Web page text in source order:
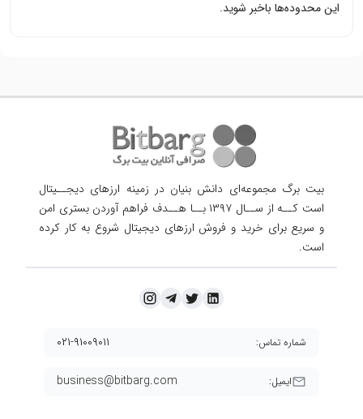
این محدوده‌ها باخبر شوید.
بیت برگ مجموعه‌ای دانش بنیان در زمینه ارزهای دیجــیتال
است کــه از ســال ۱۳۹۷ بــا هــدف فراهم آوردن
بستری امن
و سریع برای خرید و فروش ارزهای دیجیتال شروع به کار کرده
است.
ایمیل: business@bitbarg.com
شماره تماس: ۰۲۱-۹۱۰۰۹۰۱۱